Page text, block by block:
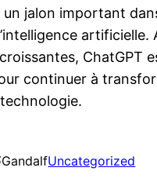
un jalon important
artificielle.
ChatGPT
continuer à
technologie.
GandalfUncategorized